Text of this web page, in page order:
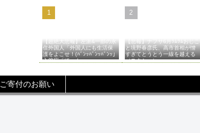
【超絶大悲報】左派&一部の永
住外国人「外国人にも生活保
護をよこせ！(ﾊﾞﾝｯﾊﾞﾝｯﾊﾞﾝｯ」
入管庁「ほーん…」→
【悲報】ナフサ6月ﾂﾑﾂﾑおじこ
と境野春彦氏、高市首相が憎
すぎてとうとう一線を越える
（スクショ）
ご寄付のお願い